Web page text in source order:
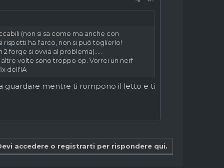
(non si sa come ma anche con
rispetti ha l'arco, non si può toglierlo!
forge si ovvia al problema).....
volte sono troppo op. Vorrei un nerf
dell'IA
guardare mentre ti rompono il letto e ti
accedere o registrarti per rispondere qui.